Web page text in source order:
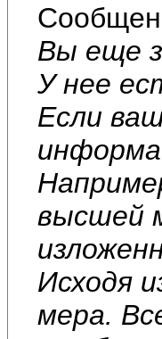
Вы еще
У нее
Если
высшей
Исходя
мера.